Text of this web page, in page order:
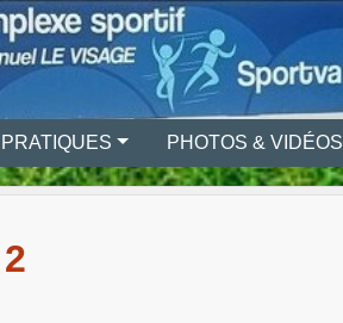
PRATIQUES PHOTOS & VIDÉOS